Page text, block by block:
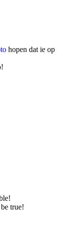
hopen dat ie op
true!